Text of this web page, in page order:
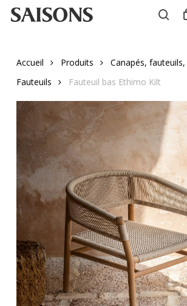
Skip
Accueil Produits
Canapés, fauteuils,
Fauteuils
Fauteuil bas Ethimo Kilt